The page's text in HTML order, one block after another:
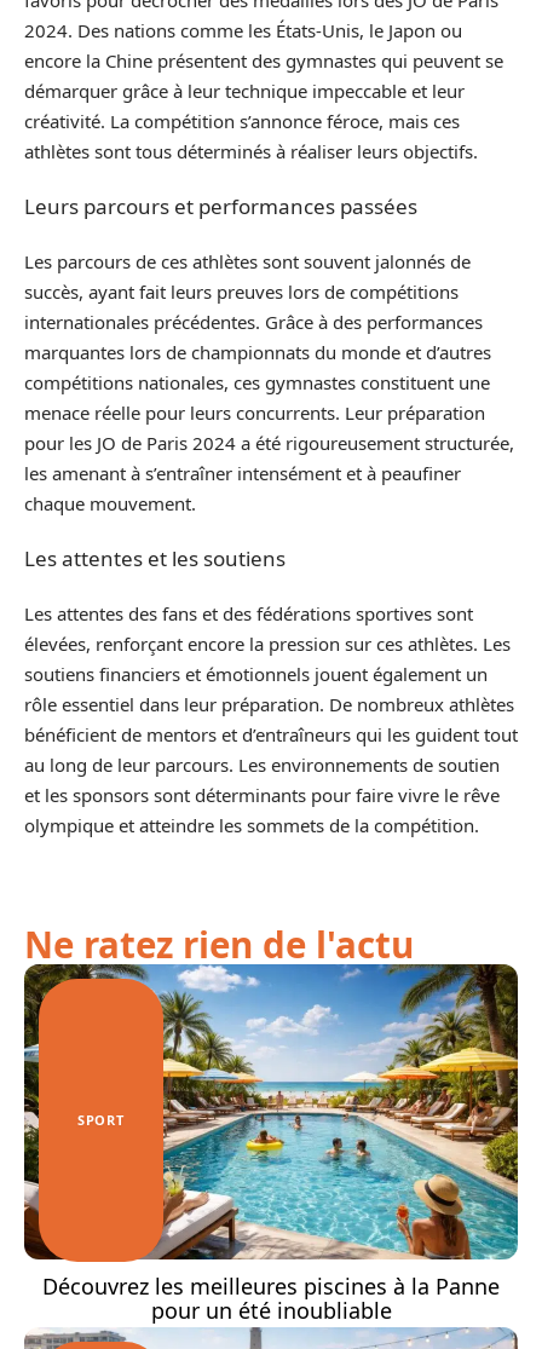
2024. Des nations comme les États-Unis, le Japon ou
encore la Chine présentent des gymnastes qui peuvent se
démarquer grâce à leur technique impeccable et leur
créativité. La compétition s’annonce féroce, mais ces
athlètes sont tous déterminés à réaliser leurs objectifs.
Leurs parcours et performances passées
Les parcours de ces athlètes sont souvent jalonnés de
succès, ayant fait leurs preuves lors de compétitions
internationales précédentes. Grâce à des performances
marquantes lors de championnats du monde et d’autres
compétitions nationales, ces gymnastes constituent une
menace réelle pour leurs concurrents. Leur préparation
pour les JO de Paris 2024 a été rigoureusement structurée,
les amenant à s’entraîner intensément et à peaufiner
chaque mouvement.
Les attentes et les soutiens
Les attentes des fans et des fédérations sportives sont
élevées, renforçant encore la pression sur ces athlètes. Les
soutiens financiers et émotionnels jouent également un
rôle essentiel dans leur préparation. De nombreux athlètes
bénéficient de mentors et d’entraîneurs qui les guident tout
au long de leur parcours. Les environnements de soutien
et les sponsors sont déterminants pour faire vivre le rêve
olympique et atteindre les sommets de la compétition.
Ne ratez rien de l'actu
SPORT
Découvrez les meilleures piscines à la Panne
pour un été inoubliable